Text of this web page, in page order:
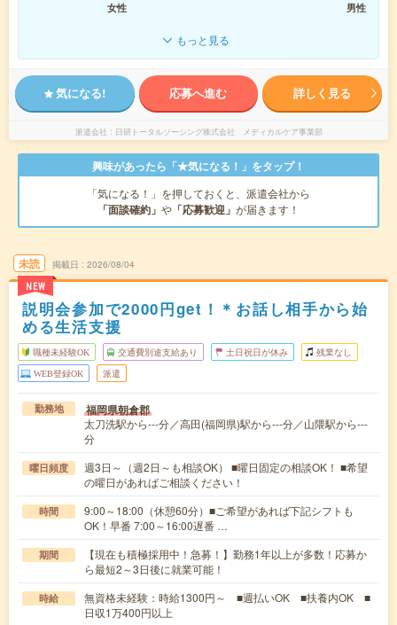
女性
男性
もっと見る
気になる! 応募へ進む 詳しく見る
派遣会社 日研トータルソーシング株式会社 メディカルケア事業部
興味があったら「★気になる！」をタップ！
「気になる！」を押しておくと、派遣会社から
「面談確約」 や 「応募歓迎」 が届きます！
未読
NEW
掲載日 2026/08/04
説明会参加で2000円get！＊お話し相手から始
める生活支援
職種未経験OK 交通費別途支給あり 土日祝日が休み 残業なし
WEB登録OK 派遣
勤務地 福岡県朝倉郡
太刀洗駅から---分／高田(福岡県)駅から---分／山隈駅から---
分
曜日頻度
週3日～（週2日～も相談OK） ■曜日固定の相談OK！ ■希望
の曜日があればご相談ください！
時間
9:00～18:00（休憩60分）■ご希望があれば下記シフトも
OK！早番 7:00～16:00遅番 …
期間
【現在も積極採用中！急募！】勤務1年以上が多数！応募か
ら最短2～3日後に就業可能！
時給
無資格未経験：時給1300円～ ■週払いOK ■扶養内OK ■
日収1万400円以上